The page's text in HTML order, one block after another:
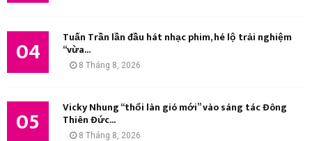
04 Tuấn Trần lần đầu hát nhạc phim, hé lộ trải nghiệm
“vừa...
8 Tháng 8, 2026
05 Vicky Nhung “thổi làn gió mới” vào sáng tác Đông
Thiên Đức...
8 Tháng 8, 2026